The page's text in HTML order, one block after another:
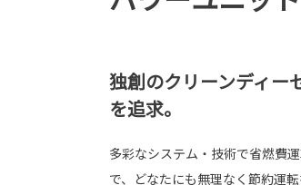
独創のクリーンディー
を追求。
多彩なシステム・技術で省燃費
で、どなたにも無理なく節約運